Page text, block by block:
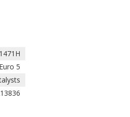
Euro 5